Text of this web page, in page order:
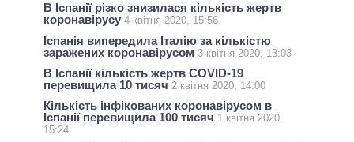
В Іспанії різко знизилася кількість жертв
коронавірусу 4 квітня 2020, 15:56
Іспанія випередила Італію за кількістю
заражених коронавірусом 3 квітня 2020, 13:03
В Іспанії кількість жертв COVID-19
перевищила 10 тисяч 2 квітня 2020, 14:00
Кількість інфікованих коронавірусом в
Іспанії перевищила 100 тисяч 1 квітня 2020,
15:24